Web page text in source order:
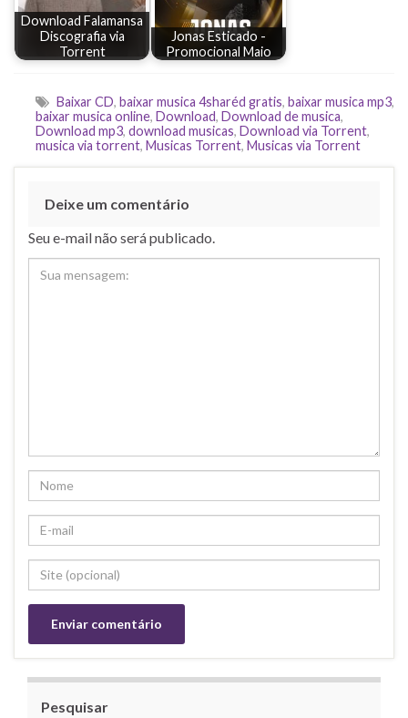
Download Falamansa
Discografia via
Torrent
Jonas Esticado -
Promocional Maio
Baixar CD, baixar musica 4sharéd gratis, baixar musica mp3,
baixar musica online, Download, Download de musica,
Download mp3, download musicas, Download via Torrent,
musica via torrent, Musicas Torrent, Musicas via Torrent
Deixe um comentário
Seu e-mail não será publicado.
Pesquisar